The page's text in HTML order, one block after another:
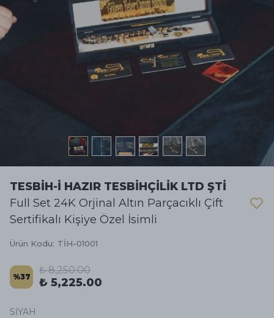
TESBİH-İ HAZIR TESBİHÇİLİK LTD ŞTİ
Full Set 24K Orjinal Altın Parçacıklı Çift
Sertifikalı Kişiye Özel İsimli
Ürün Kodu: TİH-01001
%37
₺ 8,250.00
₺ 5,225.00
SİYAH